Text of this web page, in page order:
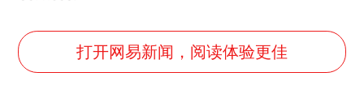
打开网易新闻，阅读体验更佳